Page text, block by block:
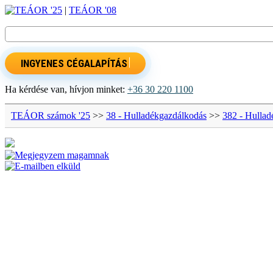
TEÁOR '25 | TEÁOR '08
INGYENES CÉGALAPÍTÁS
Ha kérdése van, hívjon minket: +36 30 220 1100
TEÁOR számok '25 >> 38 - Hulladékgazdálkodás >> 382 -